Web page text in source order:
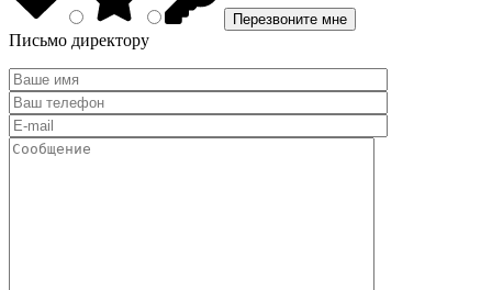
Письмо директору